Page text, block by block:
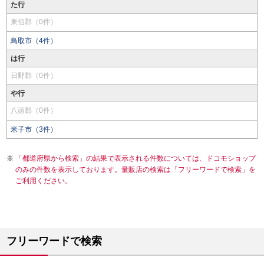
た行
東伯郡（0件）
鳥取市（4件）
は行
日野郡（0件）
や行
八頭郡（0件）
米子市（3件）
「都道府県から検索」の結果で表示される件数については、ドコモショップ
のみの件数を表示しております。量販店の検索は「フリーワードで検索」を
ご利用ください。
フリーワードで検索